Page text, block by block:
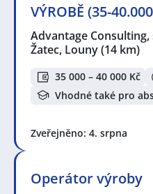
VÝROBĚ (35-
Advantage Consulting,
Žatec, Louny(14 km)
35 000 – 40 000 Kč
Vhodné také pro
Zveřejněno: 4. srpna
Operátor výroby